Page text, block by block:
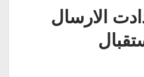
الارسال